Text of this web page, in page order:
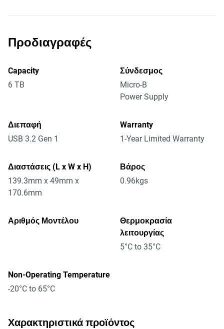
Προδιαγραφές
Capacity
6 TB
Σύνδεσμος
Micro-B
Power Supply
Διεπαφή
USB 3.2 Gen 1
Warranty
1-Year Limited Warranty
Διαστάσεις (L x W x H)
139.3mm x 49mm x
170.6mm
Βάρος
0.96kgs
Αριθμός Μοντέλου
Θερμοκρασία
λειτουργίας
5°C to 35°C
Non-Operating Temperature
-20°C to 65°C
Χαρακτηριστικά προϊόντος